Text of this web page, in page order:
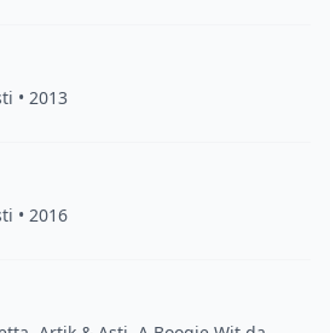
• 2013
• 2016